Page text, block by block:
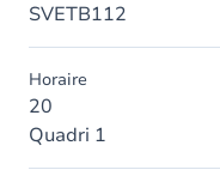
SVETB112
Horaire
20
Quadri 1